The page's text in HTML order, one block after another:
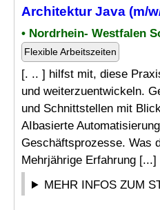
Architektur Java (m/
• Nordrhein- Westfalen
Flexible Arbeitszeiten
[. .. ] hilfst mit, diese
und weiterzuentwickeln.
und Schnittstellen mit
AIbasierte
Geschäftsprozesse. Was
Mehrjährige Erfahrung [...]
MEHR INFOS ZUM